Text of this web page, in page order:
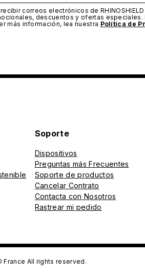
correos electrónicos de
descuentos y ofertas especiales.
más información, lea nuestra Política de
Soporte
Dispositivos
Preguntas más Frecuentes
Soporte de productos
Cancelar Contrato
Contacta con Nosotros
Rastrear mi pedido
France All rights reserved.